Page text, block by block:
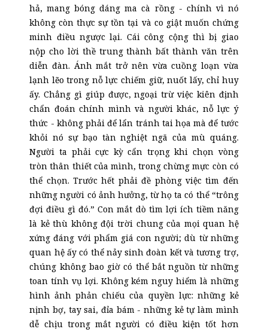
hả, mang bóng dáng ma cà rồng - chính vì nó
không còn thực sự tồn tại và co giật muốn chứng
minh điều ngược lại. Cái công cộng thì bị giao
nộp cho lời thề trung thành bất thành văn trên
diễn đàn. Ánh mắt trở nên vừa cuồng loạn vừa
lạnh lẽo trong nỗ lực chiếm giữ, nuốt lấy, chỉ huy
ấy. Chẳng gì giúp được, ngoại trừ việc kiên định
chẩn đoán chính mình và người khác, nỗ lực ý
thức - không phải để lẩn tránh tai họa mà để tước
khỏi nó sự bạo tàn nghiệt ngã của mù quáng.
Người ta phải cực kỳ cẩn trọng khi chọn vòng
tròn thân thiết của mình, trong chừng mực còn có
thể chọn. Trước hết phải đề phòng việc tìm đến
những người có ảnh hưởng, từ họ ta có thể “trông
đợi điều gì đó.” Con mắt dò tìm lợi ích tiềm năng
là kẻ thù không đội trời chung của mọi quan hệ
xứng đáng với phẩm giá con người; dù từ những
quan hệ ấy có thể nảy sinh đoàn kết và tương trợ,
chúng không bao giờ có thể bắt nguồn từ những
toan tính vụ lợi. Không kém nguy hiểm là những
hình ảnh phản chiếu của quyền lực: những kẻ
nịnh bợ, tay sai, đỉa bám - những kẻ tự làm mình
dễ chịu trong mắt người có điều kiện tốt hơn